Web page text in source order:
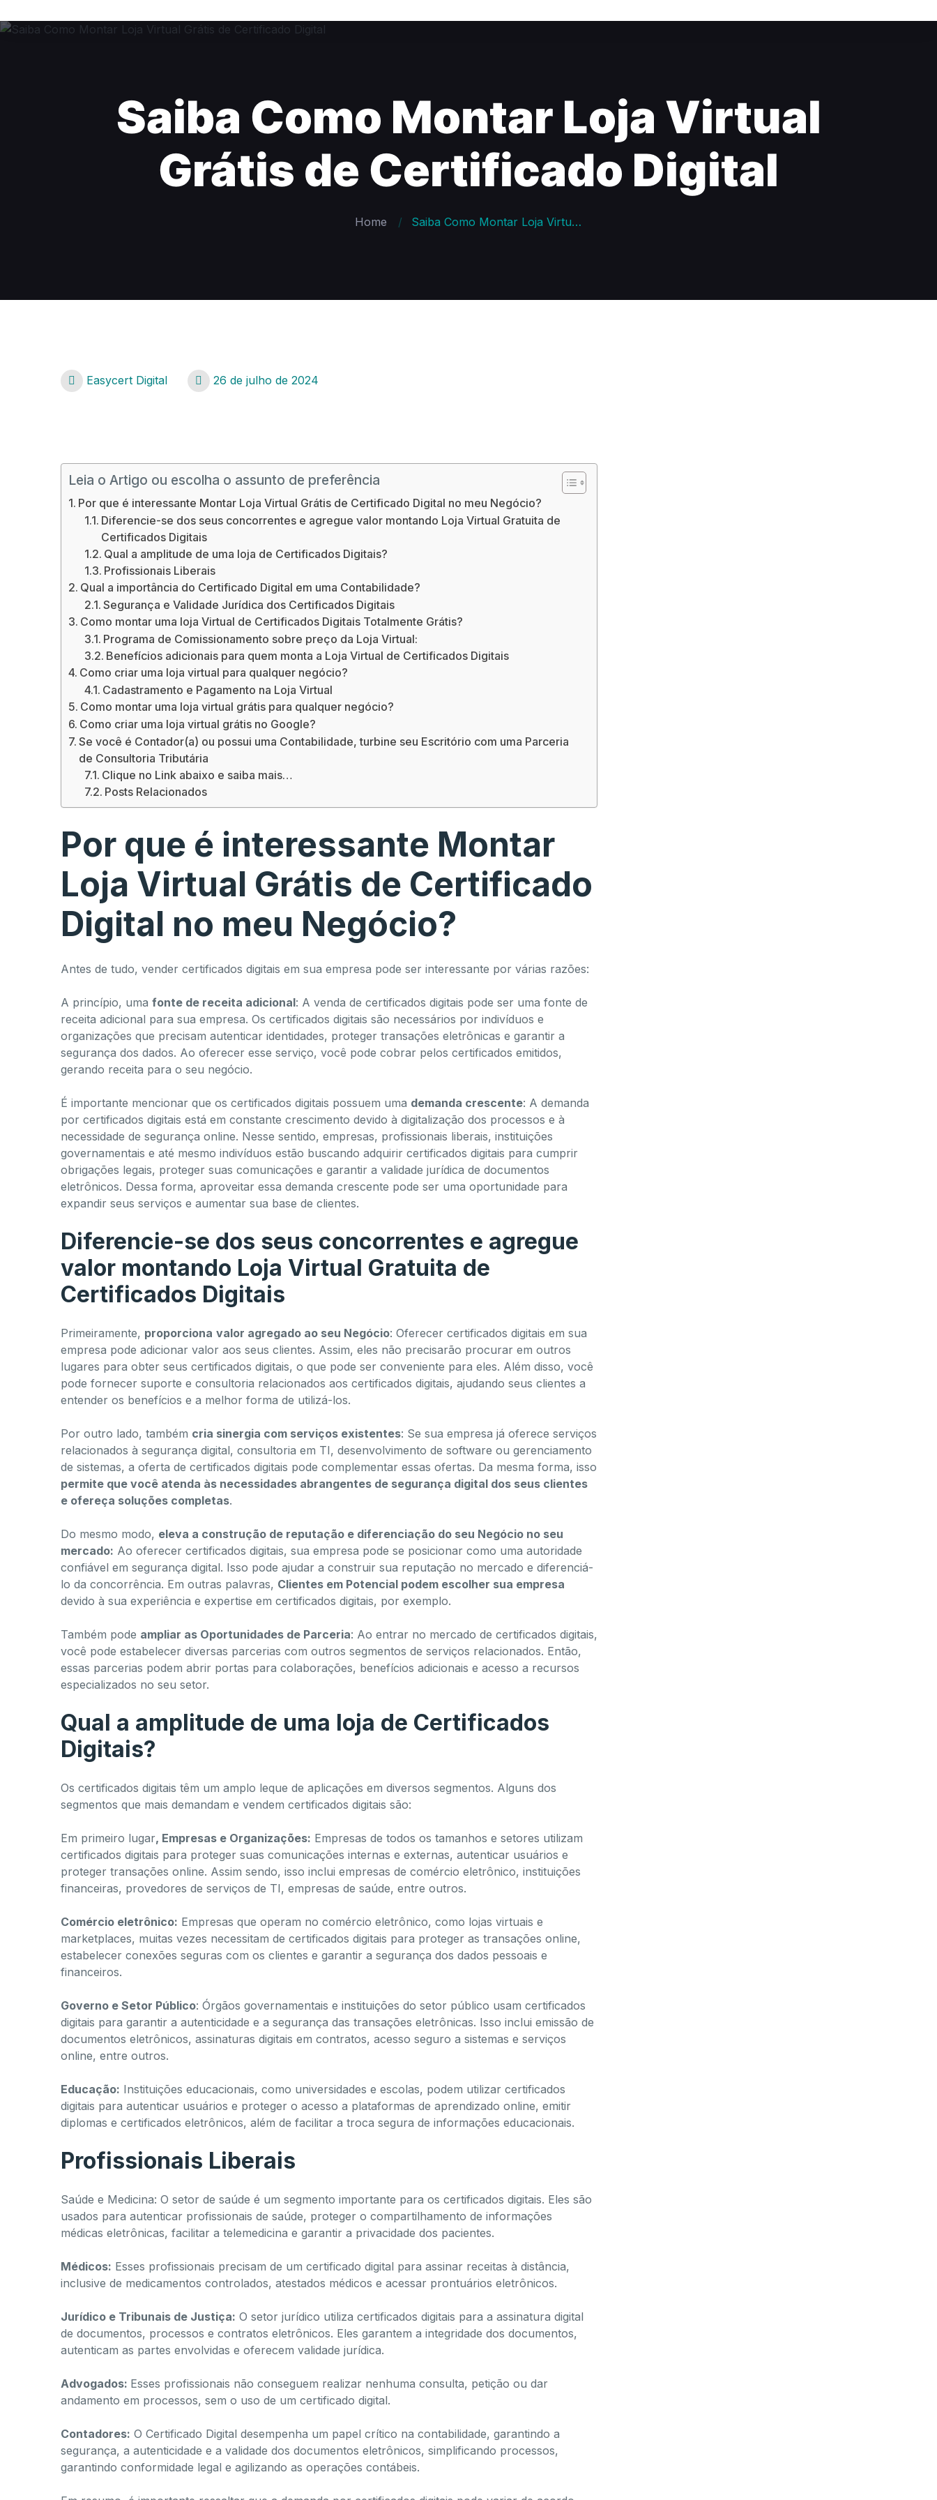
Saiba Como Montar Loja Virtual
Grátis de Certificado Digital
Home Saiba Como Montar Loja Virtual Grátis de Certificado Digital
Easycert Digital 26 de julho de 2024
Leia o Artigo ou escolha o assunto de preferência
Por que é interessante Montar Loja Virtual Grátis de Certificado Digital no meu Negócio?
Diferencie-se dos seus concorrentes e agregue valor montando Loja Virtual Gratuita de
Certificados Digitais
Qual a amplitude de uma loja de Certificados Digitais?
Profissionais Liberais
Qual a importância do Certificado Digital em uma Contabilidade?
Segurança e Validade Jurídica dos Certificados Digitais
Como montar uma loja Virtual de Certificados Digitais Totalmente Grátis?
Programa de Comissionamento sobre preço da Loja Virtual:
Benefícios adicionais para quem monta a Loja Virtual de Certificados Digitais
Como criar uma loja virtual para qualquer negócio?
Cadastramento e Pagamento na Loja Virtual
Como montar uma loja virtual grátis para qualquer negócio?
Como criar uma loja virtual grátis no Google?
Se você é Contador(a) ou possui uma Contabilidade, turbine seu Escritório com uma Parceria
de Consultoria Tributária
Clique no Link abaixo e saiba mais…
Posts Relacionados
Por que é interessante Montar
Loja Virtual Grátis de Certificado
Digital no meu Negócio?
Antes de tudo, vender certificados digitais em sua empresa pode ser interessante por várias razões:
A princípio, uma fonte de receita adicional: A venda de certificados digitais pode ser uma fonte de
receita adicional para sua empresa. Os certificados digitais são necessários por indivíduos e
organizações que precisam autenticar identidades, proteger transações eletrônicas e garantir a
segurança dos dados. Ao oferecer esse serviço, você pode cobrar pelos certificados emitidos,
gerando receita para o seu negócio.
É importante mencionar que os certificados digitais possuem uma demanda crescente: A demanda
por certificados digitais está em constante crescimento devido à digitalização dos processos e à
necessidade de segurança online. Nesse sentido, empresas, profissionais liberais, instituições
governamentais e até mesmo indivíduos estão buscando adquirir certificados digitais para cumprir
obrigações legais, proteger suas comunicações e garantir a validade jurídica de documentos
eletrônicos. Dessa forma, aproveitar essa demanda crescente pode ser uma oportunidade para
expandir seus serviços e aumentar sua base de clientes.
Diferencie-se dos seus concorrentes e agregue
valor montando Loja Virtual Gratuita de
Certificados Digitais
Primeiramente, proporciona valor agregado ao seu Negócio: Oferecer certificados digitais em sua
empresa pode adicionar valor aos seus clientes. Assim, eles não precisarão procurar em outros
lugares para obter seus certificados digitais, o que pode ser conveniente para eles. Além disso, você
pode fornecer suporte e consultoria relacionados aos certificados digitais, ajudando seus clientes a
entender os benefícios e a melhor forma de utilizá-los.
Por outro lado, também cria sinergia com serviços existentes: Se sua empresa já oferece serviços
relacionados à segurança digital, consultoria em TI, desenvolvimento de software ou gerenciamento
de sistemas, a oferta de certificados digitais pode complementar essas ofertas. Da mesma forma, isso
permite que você atenda às necessidades abrangentes de segurança digital dos seus clientes
e ofereça soluções completas.
Do mesmo modo, eleva a construção de reputação e diferenciação do seu Negócio no seu
mercado: Ao oferecer certificados digitais, sua empresa pode se posicionar como uma autoridade
confiável em segurança digital. Isso pode ajudar a construir sua reputação no mercado e diferenciá-
lo da concorrência. Em outras palavras, Clientes em Potencial podem escolher sua empresa
devido à sua experiência e expertise em certificados digitais, por exemplo.
Também pode ampliar as Oportunidades de Parceria: Ao entrar no mercado de certificados digitais,
você pode estabelecer diversas parcerias com outros segmentos de serviços relacionados. Então,
essas parcerias podem abrir portas para colaborações, benefícios adicionais e acesso a recursos
especializados no seu setor.
Qual a amplitude de uma loja de Certificados
Digitais?
Os certificados digitais têm um amplo leque de aplicações em diversos segmentos. Alguns dos
segmentos que mais demandam e vendem certificados digitais são:
Em primeiro lugar, Empresas e Organizações: Empresas de todos os tamanhos e setores utilizam
certificados digitais para proteger suas comunicações internas e externas, autenticar usuários e
proteger transações online. Assim sendo, isso inclui empresas de comércio eletrônico, instituições
financeiras, provedores de serviços de TI, empresas de saúde, entre outros.
Comércio eletrônico: Empresas que operam no comércio eletrônico, como lojas virtuais e
marketplaces, muitas vezes necessitam de certificados digitais para proteger as transações online,
estabelecer conexões seguras com os clientes e garantir a segurança dos dados pessoais e
financeiros.
Governo e Setor Público: Órgãos governamentais e instituições do setor público usam certificados
digitais para garantir a autenticidade e a segurança das transações eletrônicas. Isso inclui emissão de
documentos eletrônicos, assinaturas digitais em contratos, acesso seguro a sistemas e serviços
online, entre outros.
Educação: Instituições educacionais, como universidades e escolas, podem utilizar certificados
digitais para autenticar usuários e proteger o acesso a plataformas de aprendizado online, emitir
diplomas e certificados eletrônicos, além de facilitar a troca segura de informações educacionais.
Profissionais Liberais
Saúde e Medicina: O setor de saúde é um segmento importante para os certificados digitais. Eles são
usados para autenticar profissionais de saúde, proteger o compartilhamento de informações
médicas eletrônicas, facilitar a telemedicina e garantir a privacidade dos pacientes.
Médicos: Esses profissionais precisam de um certificado digital para assinar receitas à distância,
inclusive de medicamentos controlados, atestados médicos e acessar prontuários eletrônicos.
Jurídico e Tribunais de Justiça: O setor jurídico utiliza certificados digitais para a assinatura digital
de documentos, processos e contratos eletrônicos. Eles garantem a integridade dos documentos,
autenticam as partes envolvidas e oferecem validade jurídica.
Advogados: Esses profissionais não conseguem realizar nenhuma consulta, petição ou dar
andamento em processos, sem o uso de um certificado digital.
Contadores: O Certificado Digital desempenha um papel crítico na contabilidade, garantindo a
segurança, a autenticidade e a validade dos documentos eletrônicos, simplificando processos,
garantindo conformidade legal e agilizando as operações contábeis.